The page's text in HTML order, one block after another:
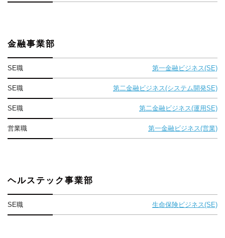
金融事業部
SE職 第一金融ビジネス(SE)
SE職 第二金融ビジネス(システム開発SE)
SE職 第二金融ビジネス(運用SE)
営業職 第一金融ビジネス(営業)
ヘルステック事業部
SE職 生命保険ビジネス(SE)